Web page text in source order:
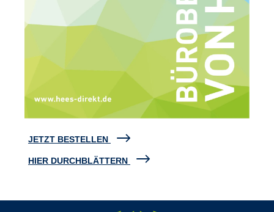
JETZT BESTELLEN
HIER DURCHBLÄTTERN